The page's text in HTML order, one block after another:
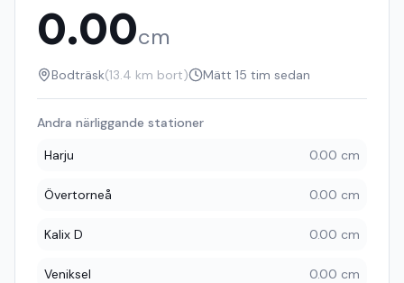
0.00cm
Bodträsk(13.4 km bort) Mätt 15 tim sedan
Andra närliggande stationer
Harju
0.00 cm
Övertorneå 0.00 cm
Kalix D 0.00 cm
Veniksel 0.00 cm